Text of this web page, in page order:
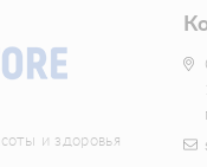
и здоровья